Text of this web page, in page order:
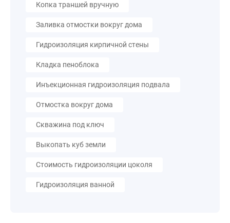
Копка траншей вручную
Заливка отмостки вокруг дома
Гидроизоляция кирпичной стены
Кладка пеноблока
Инъекционная гидроизоляция подвала
Отмостка вокруг дома
Скважина под ключ
Выкопать куб земли
Стоимость гидроизоляции цоколя
Гидроизоляция ванной